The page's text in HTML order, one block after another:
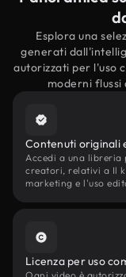
Esplora una
generati
autorizzati per l'uso
moderni
Contenuti originali
Accedi a una
creatori, relativi a Il
marketing e l'uso
Licenza per uso